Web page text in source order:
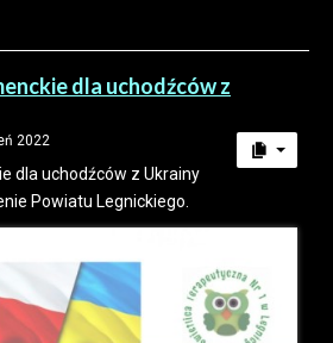
dla uchodźców z
2022
dla uchodźców z Ukrainy
Powiatu Legnickiego.